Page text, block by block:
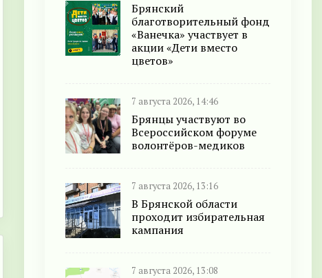
Брянский
благотворительный фонд
«Ванечка» участвует в
акции «Дети вместо
цветов»
7 августа 2026, 14:46
Брянцы участвуют во
Всероссийском форуме
волонтёров-медиков
7 августа 2026, 13:16
В Брянской области
проходит избирательная
кампания
7 августа 2026, 13:08